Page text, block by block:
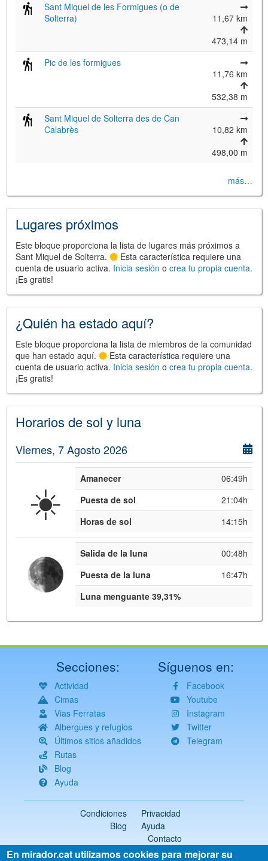
Sant Miquel de les Formigues (o de
Solterra)
11,67 km
473,14 m
Pic de les formigues
11,76 km
532,38 m
Sant Miquel de Solterra des de Can
Calabrès
10,82 km
498,00 m
más…
Lugares próximos
Este bloque proporciona la lista de lugares más próximos a
Sant Miquel de Solterra.
Esta característica requiere una
cuenta de usuario activa. Inicia sesión o crea tu propia cuenta.
¡Es gratis!
¿Quién ha estado aquí?
Este bloque proporciona la lista de miembros de la comunidad
que han estado aquí.
Esta característica requiere una
cuenta de usuario activa. Inicia sesión o crea tu propia cuenta.
¡Es gratis!
Horarios de sol y luna
Viernes, 7 Agosto 2026
☀️ Amanecer
06:49h
Puesta de sol
21:04h
Horas de sol
14:15h
Salida de la luna
00:48h
Puesta de la luna
16:47h
Luna menguante 39,31%
Secciones:
Actividad
Cimas
Vias Ferratas
Albergues y refugios
Últimos sitios añadidos
Rutas
Blog
Ayuda
Síguenos en:
Facebook
Youtube
Instagram
Twitter
Telegram
Condiciones
Privacidad
Blog
Ayuda
Contacto
2018-2026 ©mirador.cat
En mirador.cat utilizamos cookies para mejorar su